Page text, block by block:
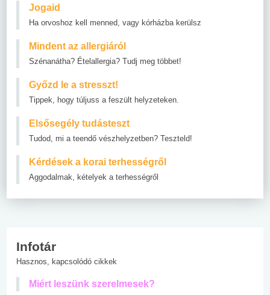
Jogaid
Ha orvoshoz kell menned, vagy kórházba kerülsz
Mindent az allergiáról
Szénanátha? Ételallergia? Tudj meg többet!
Győzd le a stresszt!
Tippek, hogy túljuss a feszült helyzeteken.
Elsősegély tudásteszt
Tudod, mi a teendő vészhelyzetben? Teszteld!
Kérdések a korai terhességről
Aggodalmak, kételyek a terhességről
Infotár
Hasznos, kapcsolódó cikkek
Miért leszünk szerelmesek?